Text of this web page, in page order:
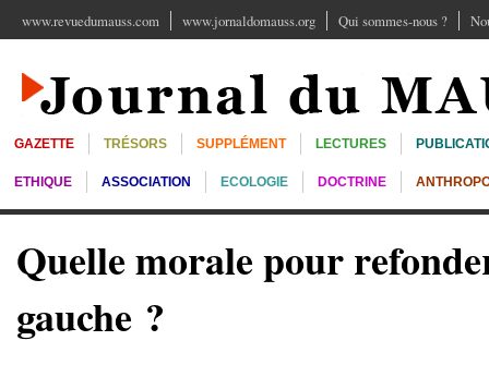
www.revuedumauss.com www.jornaldomauss.org Qui sommes-nous ?
GAZETTE TRÉSORS SUPPLÉMENT LECTURES
ETHIQUE ASSOCIATION ECOLOGIE DOCTRINE
Quelle morale pour
gauche ?